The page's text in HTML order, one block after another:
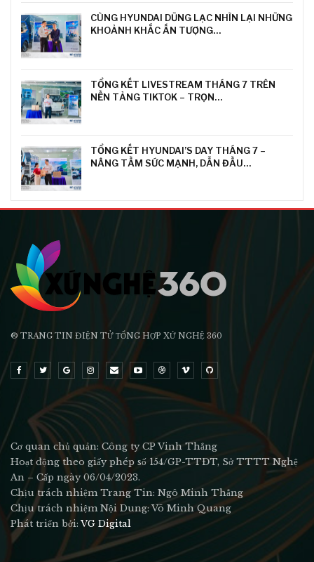
CÙNG HYUNDAI DŨNG LẠC NHÌN LẠI NHỮNG
KHOẢNH KHẮC ẤN TƯỢNG…
TỔNG KẾT LIVESTREAM THÁNG 7 TRÊN
NỀN TẢNG TIKTOK – TRỌN…
TỔNG KẾT HYUNDAI’S DAY THÁNG 7 –
NÂNG TẦM SỨC MẠNH, DẪN ĐẦU…
® TRANG TIN ĐIỆN TỬ ТỔNG HỢP XỨ NGHỆ 360
Cơ quan chủ quản: Công ty CP Vinh Thắng
Hoạt động theo giấy phép số 154/GP-TTĐT, Sở TTTT Nghệ
An – Cấp ngày 06/04/2023.
Chịu trách nhiệm Trang Tin: Ngô Minh Thắng
Chịu trách nhiệm Nội Dung: Võ Minh Quang
Phát triển bởi:VG Digital